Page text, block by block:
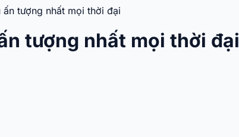
tượng nhất mọi thời đại
tượng nhất mọi thời đại